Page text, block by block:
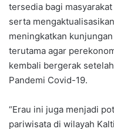
tersedia bagi
serta
meningkatkan
terutama agar
kembali bergerak
Pandemi Covid-19.
“Erau ini juga menjadi
pariwisata di wilayah